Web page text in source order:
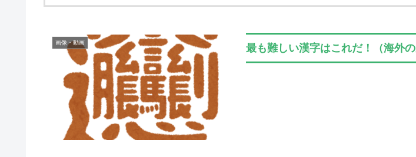
画像・動画
最も難しい漢字はこれだ！（海外の